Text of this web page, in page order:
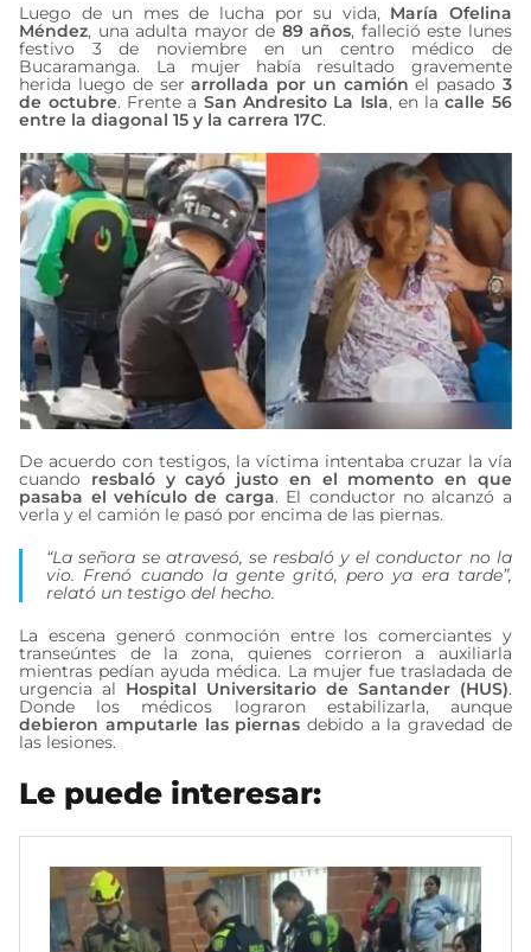
Luego de un mes de lucha por su vida, María Ofelina
Méndez, una adulta mayor de 89 años, falleció este lunes
festivo 3 de noviembre en un centro médico de
Bucaramanga. La mujer había resultado gravemente
herida luego de serarrollada por un camión el pasado 3
de octubre. Frente a San Andresito La Isla, en lacalle 56
entre la diagonal 15 y la carrera 17C.
De acuerdo con testigos, la víctima intentaba cruzar la vía
cuando resbaló y cayó justo en el momento en que
pasaba el vehículo de carga. El conductor no alcanzó a
verla y el camión le pasó por encima de las piernas.
“La señora se atravesó, se resbaló y el conductor no la
vio. Frenó cuando la gente gritó, pero ya era tarde”,
relató un testigo del hecho.
La escena generó conmoción entre los comerciantes y
transeúntes de la zona, quienes corrieron a auxiliarla
mientras pedían ayuda médica. La mujer fue trasladada de
urgencia al Hospital Universitario de Santander (HUS).
Donde los médicos lograron estabilizarla, aunque
debieron amputarle las piernas debido a la gravedad de
las lesiones.
Le puede interesar: